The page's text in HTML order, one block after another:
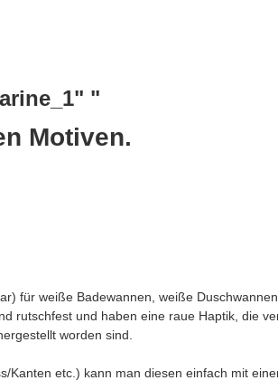
"
Motiven.
für weiße Badewannen, weiße
rutschfest und haben eine raue Haptik, die
worden sind.
etc.) kann man diesen einfach mit